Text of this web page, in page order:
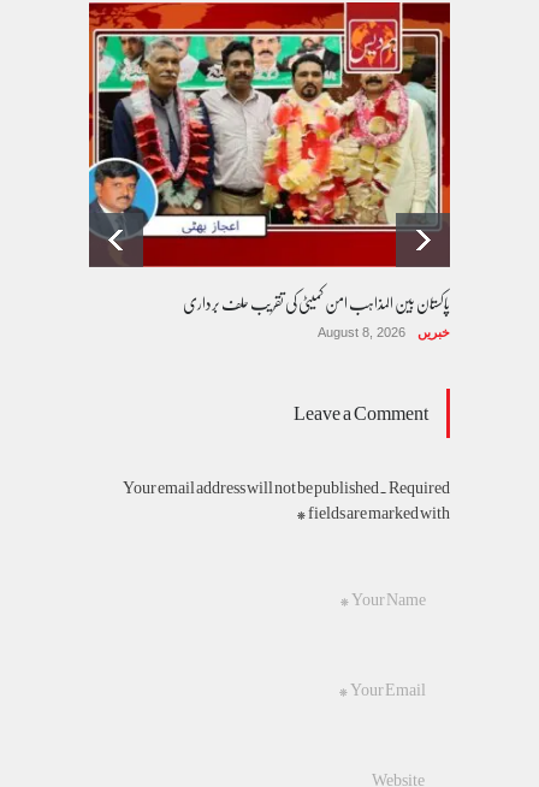
پاکستان بین المذاہب امن کمیٹی کی تقریب حلف برداری
خبریں August 8, 2026
Leave a Comment
Your email address will not be published. Required
fields are marked with *